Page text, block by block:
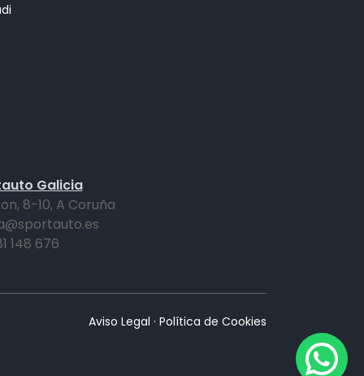
Galicia
8-10, A Coruña
148 676
Aviso Legal · Política de Cookies